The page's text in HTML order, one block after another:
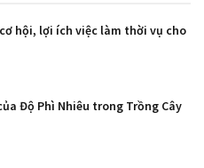
hội, lợi ích việc làm thời vụ cho
Độ Phì Nhiêu trong Trồng Cây